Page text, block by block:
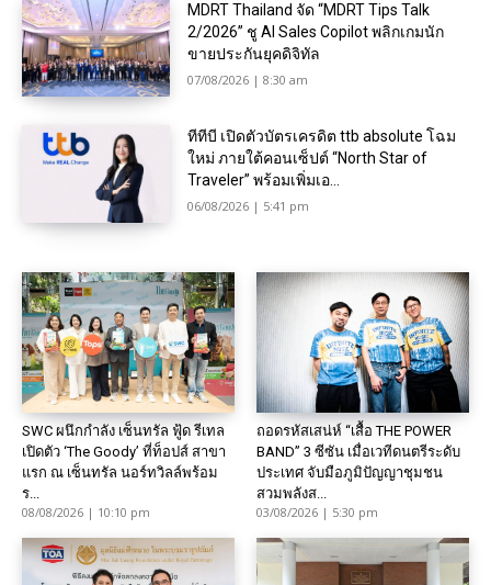
MDRT Thailand จัด “MDRT Tips Talk
2/2026” ชู AI Sales Copilot พลิกเกมนัก
ขายประกันยุคดิจิทัล
07/08/2026 | 8:30 am
ทีทีบี เปิดตัวบัตรเครดิต ttb absolute โฉม
ใหม่ ภายใต้คอนเซ็ปต์ “North Star of
Traveler” พร้อมเพิ่มเอ...
06/08/2026 | 5:41 pm
SWC ผนึกกำลัง เซ็นทรัล ฟู้ด รีเทล
เปิดตัว ‘The Goody’ ที่ท็อปส์ สาขา
แรก ณ เซ็นทรัล นอร์ทวิลล์พร้อม
ร...
08/08/2026 | 10:10 pm
ถอดรหัสเสน่ห์ “เสื้อ THE POWER
BAND” 3 ซีซัน เมื่อเวทีดนตรีระดับ
ประเทศ จับมือภูมิปัญญาชุมชน
สวมพลังส...
03/08/2026 | 5:30 pm